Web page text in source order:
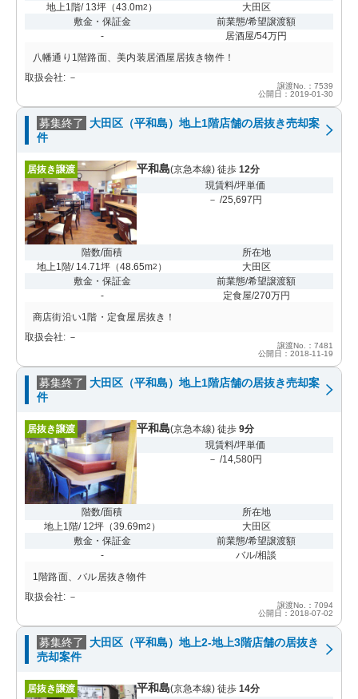
地上1階/ 13坪 （43.0m2 ）
大田区
敷金・保証金
-
前業態/希望譲渡額
居酒屋/54万円
⼋幡通り1階路⾯、美内装居酒屋居抜き物件！
取扱会社: －
譲渡No.：7539
公開日：2019-01-30
募集終了
大田区（平和島）地上1階店舗の居抜き売却案
件
居抜き譲渡 平和島(京急本線) 徒歩 12分
現賃料/坪単価
－ /25,697円
階数/面積
地上1階/ 14.71坪 （48.65m2 ）
所在地
大田区
敷金・保証金
-
前業態/希望譲渡額
定食屋/270万円
商店街沿い1階・定食屋居抜き！
取扱会社: －
譲渡No.：7481
公開日：2018-11-19
募集終了
大田区（平和島）地上1階店舗の居抜き売却案
件
居抜き譲渡 平和島(京急本線) 徒歩 9分
現賃料/坪単価
－ /14,580円
階数/面積
地上1階/ 12坪（39.69m2 ）
所在地
大田区
敷金・保証金
-
前業態/希望譲渡額
バル/相談
1階路面、バル居抜き物件
取扱会社: －
譲渡No.：7094
公開日：2018-07-02
募集終了
大田区（平和島）地上2-地上3階店舗の居抜き
売却案件
居抜き譲渡 平和島(京急本線) 徒歩 14分